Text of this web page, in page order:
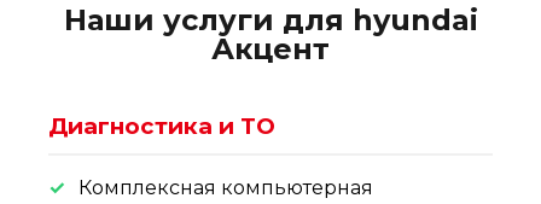
Наши услуги для hyundai
Акцент
Диагностика и ТО
Комплексная компьютерная